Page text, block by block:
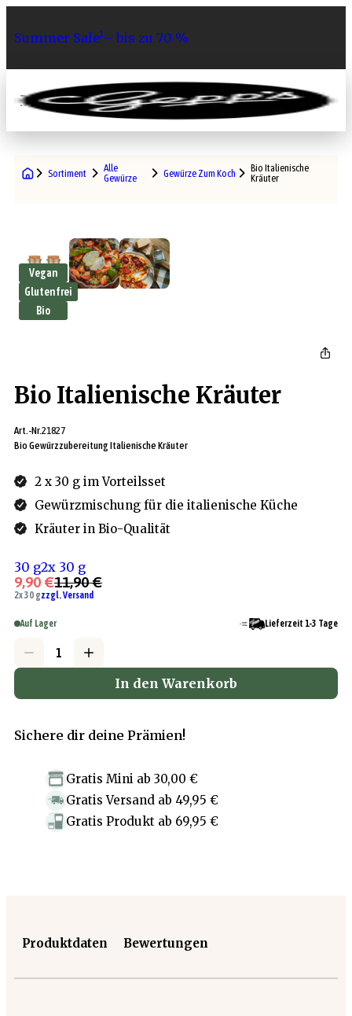
Summer Sale¹– bis zu 70 %
0
Sortiment
Alle
Gewürze
Gewürze Zum Kochen Bio Italienische
Kräuter
Vegan
Glutenfrei
Bio
Bio Italienische Kräuter
Art.-Nr.21827
Bio Gewürzzubereitung Italienische Kräuter
2 x 30 g im Vorteilsset
Gewürzmischung für die italienische Küche
Kräuter in Bio-Qualität
30 g2x 30 g
9,90 €11,90 €
2x 30 gzzgl. Versand
Auf Lager Lieferzeit 1-3 Tage
In den Warenkorb
Sichere dir deine Prämien!
Gratis Mini ab 30,00 €
Gratis Versand ab 49,95 €
Gratis Produkt ab 69,95 €
Produktdaten Bewertungen